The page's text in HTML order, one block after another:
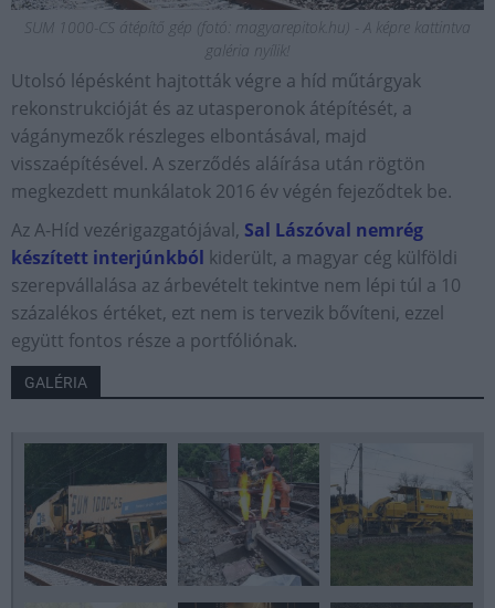
SUM 1000-CS átépítő gép (fotó: magyarepitok.hu) - A képre kattintva
galéria nyílik!
Utolsó lépésként hajtották végre a híd műtárgyak
rekonstrukcióját és az utasperonok átépítését, a
vágánymezők részleges elbontásával, majd
visszaépítésével. A szerződés aláírása után rögtön
megkezdett munkálatok 2016 év végén fejeződtek be.
Az A-Híd vezérigazgatójával, Sal Lászóval nemrég
készített interjúnkból kiderült, a magyar cég külföldi
szerepvállalása az árbevételt tekintve nem lépi túl a 10
százalékos értéket, ezt nem is tervezik bővíteni, ezzel
együtt fontos része a portfóliónak.
GALÉRIA